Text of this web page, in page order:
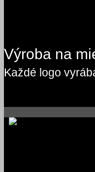
Výroba na
Každé logo